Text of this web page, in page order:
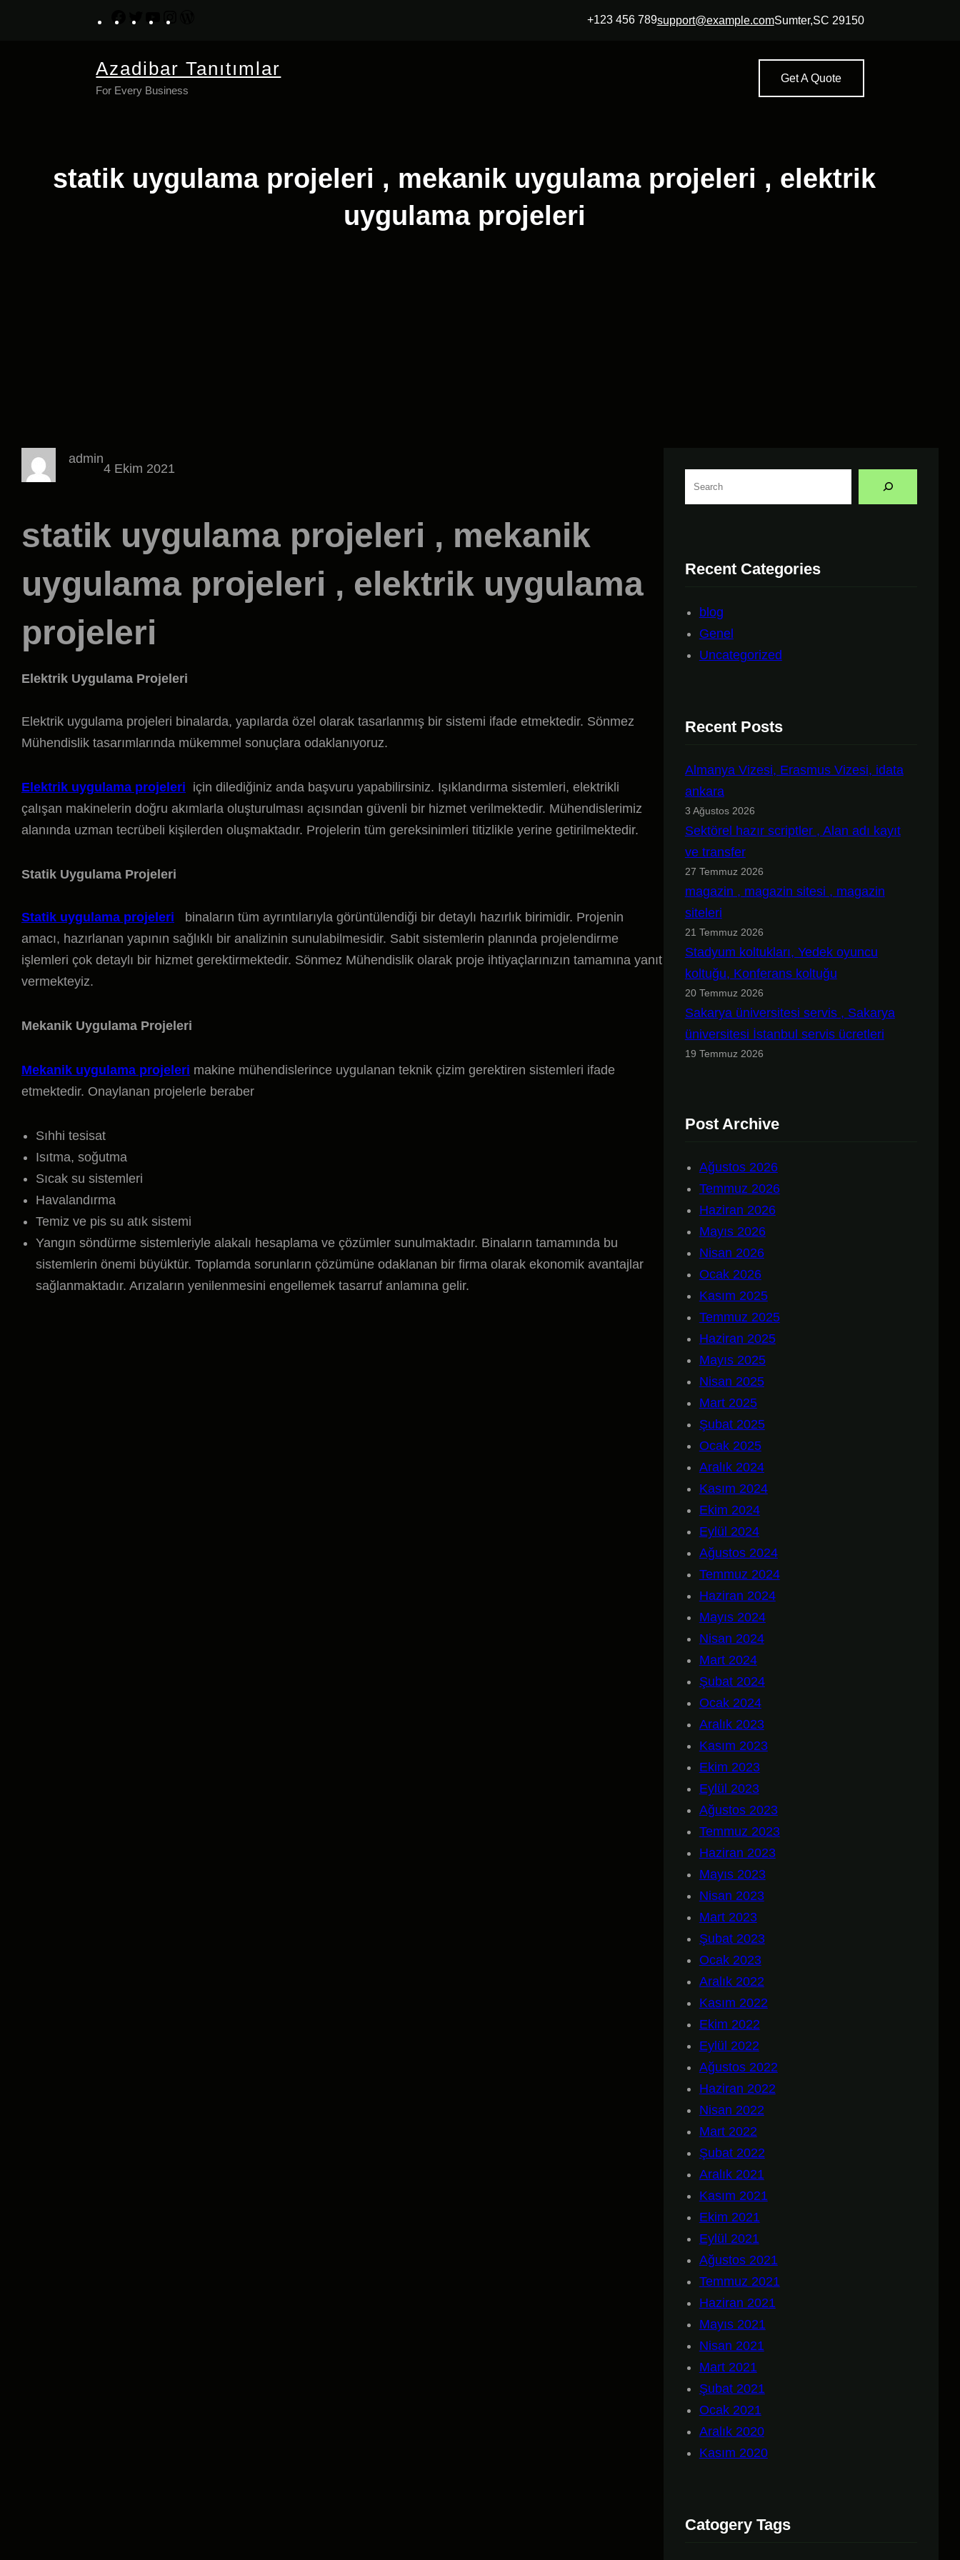
Facebook
TwitterYouTube +123 456 789support@example.comSumter,SC 29150
Azadibar Tanıtımlar
For Every Business
Get A Quote
statik uygulama projeleri , mekanik uygulama projeleri , elektrik
uygulama projeleri
admin
4 Ekim 2021
statik uygulama projeleri , mekanik
uygulama projeleri , elektrik uygulama
projeleri
Elektrik Uygulama Projeleri
Elektrik uygulama projeleri binalarda, yapılarda özel olarak tasarlanmış bir sistemi ifade etmektedir. Sönmez
Mühendislik tasarımlarında mükemmel sonuçlara odaklanıyoruz.
Elektrik uygulama projeleri için dilediğiniz anda başvuru yapabilirsiniz. Işıklandırma sistemleri, elektrikli
çalışan makinelerin doğru akımlarla oluşturulması açısından güvenli bir hizmet verilmektedir. Mühendislerimiz
alanında uzman tecrübeli kişilerden oluşmaktadır. Projelerin tüm gereksinimleri titizlikle yerine getirilmektedir.
Statik Uygulama Projeleri
Statik uygulama projeleri
binaların tüm ayrıntılarıyla görüntülendiği bir detaylı hazırlık birimidir. Projenin
amacı, hazırlanan yapının sağlıklı bir analizinin sunulabilmesidir. Sabit sistemlerin planında projelendirme
işlemleri çok detaylı bir hizmet gerektirmektedir. Sönmez Mühendislik olarak proje ihtiyaçlarınızın tamamına yanıt
vermekteyiz.
Mekanik Uygulama Projeleri
Mekanik uygulama projeleri makine mühendislerince uygulanan teknik çizim gerektiren sistemleri ifade
etmektedir. Onaylanan projelerle beraber
Sıhhi tesisat
Isıtma, soğutma
Sıcak su sistemleri
Havalandırma
Temiz ve pis su atık sistemi
Yangın söndürme sistemleriyle alakalı hesaplama ve çözümler sunulmaktadır. Binaların tamamında bu
sistemlerin önemi büyüktür. Toplamda sorunların çözümüne odaklanan bir firma olarak ekonomik avantajlar
sağlanmaktadır. Arızaların yenilenmesini engellemek tasarruf anlamına gelir.
r
Recent Categories
blog
Genel
Uncategorized
Recent Posts
Almanya Vizesi, Erasmus Vizesi, idata
ankara
3 Ağustos 2026
Sektörel hazır scriptler , Alan adı kayıt
ve transfer
27 Temmuz 2026
magazin , magazin sitesi , magazin
siteleri
21 Temmuz 2026
Stadyum koltukları, Yedek oyuncu
koltuğu, Konferans koltuğu
20 Temmuz 2026
Sakarya üniversitesi servis , Sakarya
üniversitesi İstanbul servis ücretleri
19 Temmuz 2026
Post Archive
Ağustos 2026
Temmuz 2026
Haziran 2026
Mayıs 2026
Nisan 2026
Ocak 2026
Kasım 2025
Temmuz 2025
Haziran 2025
Mayıs 2025
Nisan 2025
Mart 2025
Şubat 2025
Ocak 2025
Aralık 2024
Kasım 2024
Ekim 2024
Eylül 2024
Ağustos 2024
Temmuz 2024
Haziran 2024
Mayıs 2024
Nisan 2024
Mart 2024
Şubat 2024
Ocak 2024
Aralık 2023
Kasım 2023
Ekim 2023
Eylül 2023
Ağustos 2023
Temmuz 2023
Haziran 2023
Mayıs 2023
Nisan 2023
Mart 2023
Şubat 2023
Ocak 2023
Aralık 2022
Kasım 2022
Ekim 2022
Eylül 2022
Ağustos 2022
Haziran 2022
Nisan 2022
Mart 2022
Şubat 2022
Aralık 2021
Kasım 2021
Ekim 2021
Eylül 2021
Ağustos 2021
Temmuz 2021
Haziran 2021
Mayıs 2021
Nisan 2021
Mart 2021
Şubat 2021
Ocak 2021
Aralık 2020
Kasım 2020
Catogery Tags